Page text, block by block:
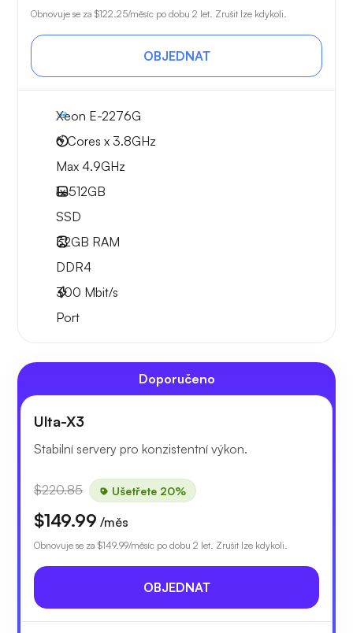
Obnovuje se za $122.25/měsíc po dobu 2 let. Zrušit lze kdykoli.
OBJEDNAT
Xeon E-2276G
6 Cores x 3.8GHz
Max 4.9GHz
1x512GB
SSD
32GB RAM
DDR4
300 Mbit/s
Port
Doporučeno
Ulta-X3
Stabilní servery pro konzistentní výkon.
$220.85 Ušetřete 20%
$149.99 /měs
Obnovuje se za $149.99/měsíc po dobu 2 let. Zrušit lze kdykoli.
OBJEDNAT